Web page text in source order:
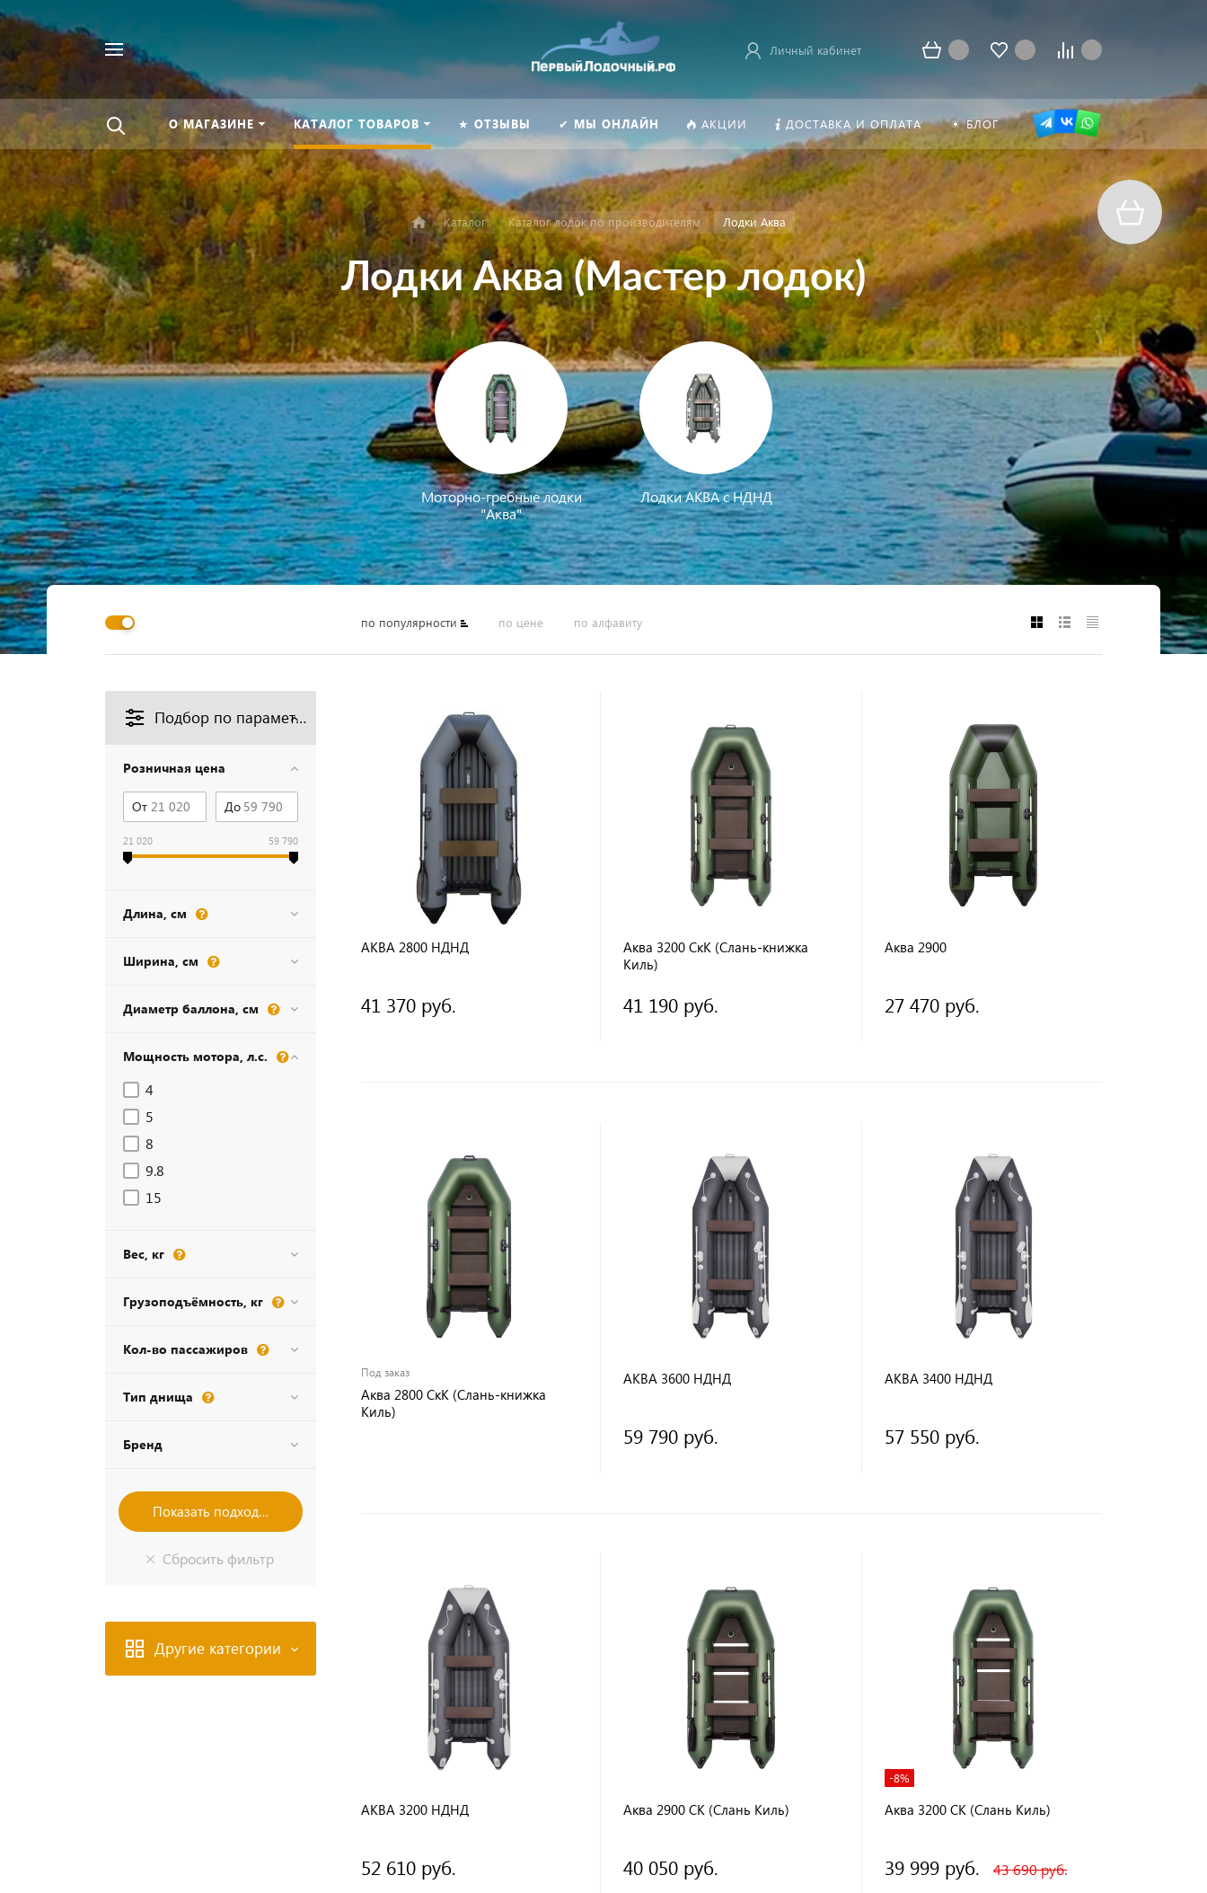
Личный кабинет
О МАГАЗИНЕ КАТАЛОГ ТОВАРОВ ★ ОТЗЫВЫ ✔ МЫ ОНЛАЙН АКЦИИ ДОСТАВКА И ОПЛАТА ☀ БЛОГ
Каталог Каталог лодок по производителям Лодки Аква
Лодки Аква (Мастер лодок)
Моторно-гребные лодки
"Аква"
Лодки АКВА с НДНД
по популярности по цене по алфавиту
Подбор по параметрам
Розничная цена
От До
21 020 59 790
Длина, см
Ширина, см
Диаметр баллона, см
Мощность мотора, л.с.
4
5
8
9.8
15
Вес, кг
Грузоподъёмность, кг
Кол-во пассажиров
Тип днища
Бренд
Другие категории
АКВА 2800 НДНД
41 370 руб.
Аква 3200 СкК (Слань-книжка
Киль)
41 190 руб.
Аква 2900
27 470 руб.
Под заказ
Аква 2800 СкК (Слань-книжка
Киль)
АКВА 3600 НДНД
59 790 руб.
АКВА 3400 НДНД
57 550 руб.
АКВА 3200 НДНД
52 610 руб.
Аква 2900 СК (Слань Киль)
40 050 руб.
-8%
Аква 3200 СК (Слань Киль)
39 999 руб. 43 690 руб.